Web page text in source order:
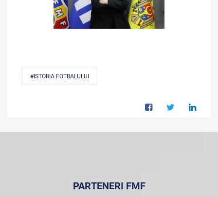
#ISTORIA FOTBALULUI
PARTENERI FMF